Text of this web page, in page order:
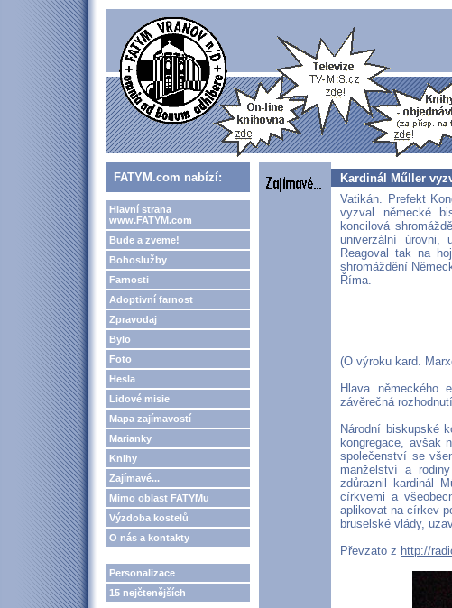
FATYM.com nabízí:
Hlavní strana
www.FATYM.com
Bude a zveme!
Bohoslužby
Farnosti
Adoptivní farnost
Zpravodaj
Bylo
Foto
Hesla
Lidové misie
Mapa zajímavostí
Marianky
Knihy
Zajímavé...
Mimo oblast FATYMu
Výzdoba kostelů
O nás a kontakty
Personalizace
15 nejčtenějších
Kardinál Műller
Vatikán. Prefekt
vyzval německé
koncilová
univerzální úrovni,
Reagoval tak na
shromáždění
Říma.
(O výroku kard.
Hlava německého
závěrečná
Národní biskupské
kongregace, avšak
společenství se
manželství a
zdůraznil kardinál
církvemi a
aplikovat na církev
bruselské vlády,
Převzato z http://